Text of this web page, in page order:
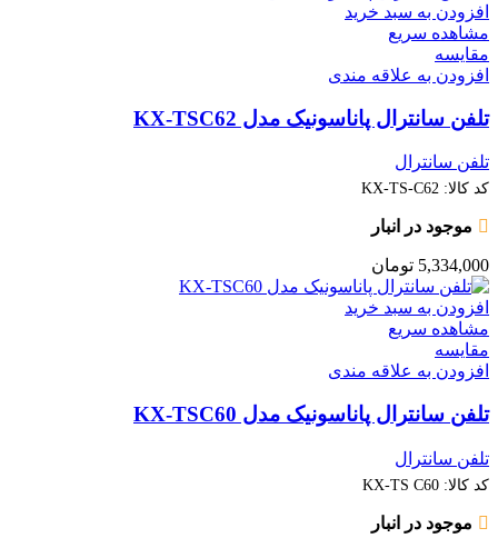
افزودن به سبد خرید
مشاهده سریع
مقایسه
افزودن به علاقه مندی
تلفن سانترال پاناسونیک مدل KX‑TSC62
تلفن سانترال
کد کالا: KX-TS-C62
موجود در انبار
5,334,000 تومان
افزودن به سبد خرید
مشاهده سریع
مقایسه
افزودن به علاقه مندی
تلفن سانترال پاناسونیک مدل KX-TSC60
تلفن سانترال
کد کالا: KX-TS C60
موجود در انبار